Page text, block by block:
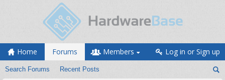
Home Forums
Search Forums Recent Posts
Members Log in or Sign up